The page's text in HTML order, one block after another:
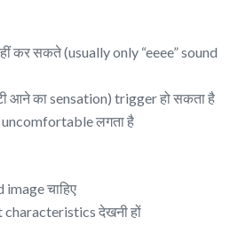
कर सकते (usually only “eeee” sound
आने का sensation) trigger हो सकता है
लगता है
चाहिए
characteristics देखनी हों